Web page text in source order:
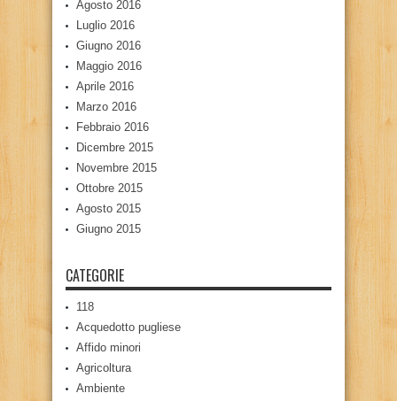
Agosto 2016
Luglio 2016
Giugno 2016
Maggio 2016
Aprile 2016
Marzo 2016
Febbraio 2016
Dicembre 2015
Novembre 2015
Ottobre 2015
Agosto 2015
Giugno 2015
CATEGORIE
118
Acquedotto pugliese
Affido minori
Agricoltura
Ambiente